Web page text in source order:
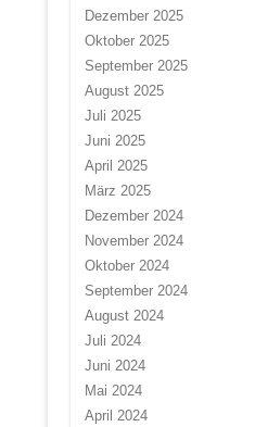
Dezember 2025
Oktober 2025
September 2025
August 2025
Juli 2025
Juni 2025
April 2025
März 2025
Dezember 2024
November 2024
Oktober 2024
September 2024
August 2024
Juli 2024
Juni 2024
Mai 2024
April 2024